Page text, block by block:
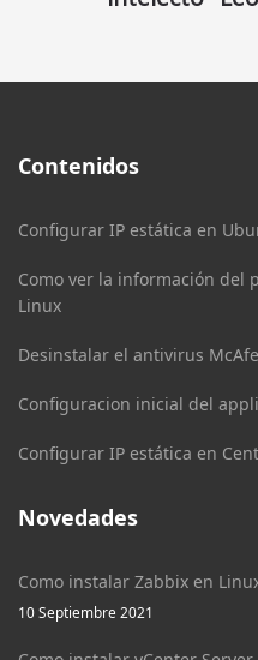
Contenidos
Configurar IP estática en
Como ver la información del
Linux
Desinstalar el antivirus
Configuracion inicial del
Configurar IP estática en
Novedades
Como instalar Zabbix en
10 Septiembre 2021